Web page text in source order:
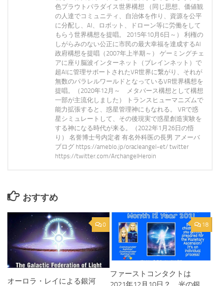
色プラウトパラダイス世界構想 （同じ思想、価値観
の人達でコミュニティ、自治体を作り、資源を公平
に分配し、AI、ロボット、ドローン等に労働をして
もらう世界構想を提唱。 2015年10月6日～） 利権の
しがらみのない公正に市民の最大幸福を達成するAI
政府構想を提唱（2007年上半期～） ゲーミングチェ
アに座り脳波インターネット（ブレインネット）で
超AIに管理サポートされたVR世界に繋がり、それが
無数のパラレルワールドとなっているVR世界構想を
提唱。（2020年12月～ メタバース構想として構想
一部が主流化しました） トランスヒューマニズムで
能力拡張すると、惑星管理神にもなれる。 VRで惑
星シミュレートして、その後現実で惑星創造実験を
する神になる時代が来る。（2022年1月26日の悟
り） 名誉博士号内定者 有名外科医の長男 アメーバ
ブログ https://ameblo.jp/oracleangel-et/ twitter
https://twitter.com/ArchangelHeroin
おすすめ
0
オーロラ・レイによる銀河
18
ファーストコンタクトは